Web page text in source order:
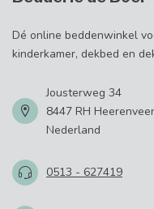
Dé online beddenwinkel
kinderkamer, dekbed en
Jousterweg 34
8447 RH
Nederland
0513 - 627419